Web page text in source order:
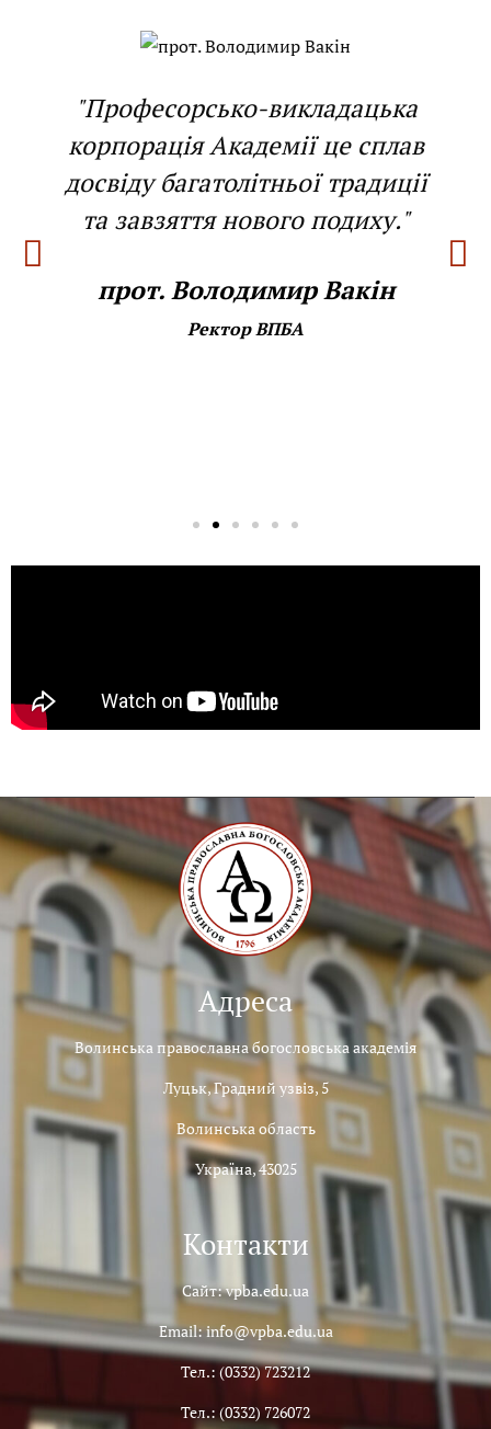
"Професорсько-викладацька
корпорація Академії це сплав
досвіду багатолітньої традиції
та завзяття нового подиху."
прот. Володимир Вакін
Ректор ВПБА
Адреса
Волинська православна богословська академія
Луцьк, Градний узвіз, 5
Волинська область
Україна, 43025
Контакти
Сайт: vpba.edu.ua
Email: info@vpba.edu.ua
Тел.: (0332) 723212
Тел.: (0332) 726072